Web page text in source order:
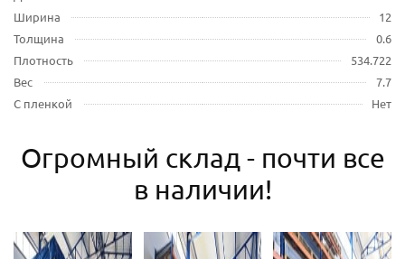
Ширина
12
Толщина
0.6
Плотность
534.722
Вес
7.7
С пленкой
Нет
Огромный склад - почти все
в наличии!